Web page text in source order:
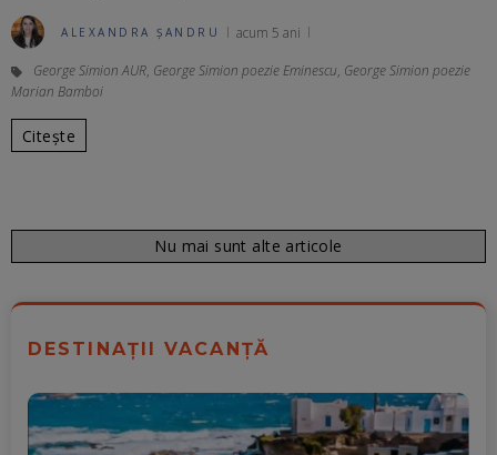
ALEXANDRA ȘANDRU acum 5 ani
George Simion AUR, George Simion poezie Eminescu, George Simion poezie
Marian Bamboi
Citește
Nu mai sunt alte articole
DESTINAȚII VACANȚĂ